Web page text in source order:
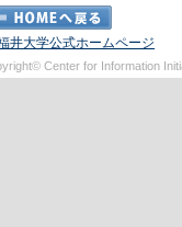
井大学公式ホームページ
Center for Information